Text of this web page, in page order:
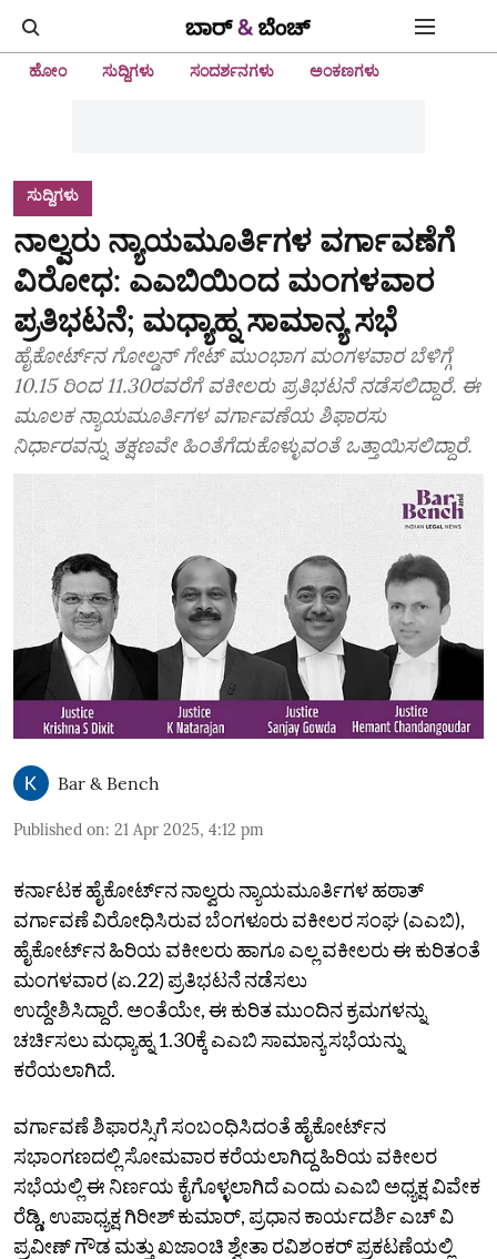
ಹೋಂ ಸುದ್ದಿಗಳು ಸಂದರ್ಶನಗಳು ಅಂಕಣಗಳು
ಸುದ್ದಿಗಳು
ನಾಲ್ವರು ನ್ಯಾಯಮೂರ್ತಿಗಳ ವರ್ಗಾವಣೆಗೆ
ವಿರೋಧ: ಎಎಬಿಯಿಂದ ಮಂಗಳವಾರ
ಪ್ರತಿಭಟನೆ; ಮಧ್ಯಾಹ್ನ ಸಾಮಾನ್ಯ ಸಭೆ
ಹೈಕೋರ್ಟ್‌ನ ಗೋಲ್ಡನ್ ಗೇಟ್‌ ಮುಂಭಾಗ ಮಂಗಳವಾರ ಬೆಳಿಗ್ಗೆ
10.15 ರಿಂದ 11.30ರವರೆಗೆ ವಕೀಲರು ಪ್ರತಿಭಟನೆ ನಡೆಸಲಿದ್ದಾರೆ. ಈ
ಮೂಲಕ ನ್ಯಾಯಮೂರ್ತಿಗಳ ವರ್ಗಾವಣೆಯ ಶಿಫಾರಸು
ನಿರ್ಧಾರವನ್ನು ತಕ್ಷಣವೇ ಹಿಂತೆಗೆದುಕೊಳ್ಳುವಂತೆ ಒತ್ತಾಯಿಸಲಿದ್ದಾರೆ.
Bar & Bench
Published on: 21 Apr 2025, 4:12 pm
ಕರ್ನಾಟಕ ಹೈಕೋರ್ಟ್‌ನ ನಾಲ್ವರು ನ್ಯಾಯಮೂರ್ತಿಗಳ ಹಠಾತ್‌
ವರ್ಗಾವಣೆ ವಿರೋಧಿಸಿರುವ ಬೆಂಗಳೂರು ವಕೀಲರ ಸಂಘ (ಎಎಬಿ),
ಹೈಕೋರ್ಟ್‌ನ ಹಿರಿಯ ವಕೀಲರು ಹಾಗೂ ಎಲ್ಲ ವಕೀಲರು ಈ ಕುರಿತಂತೆ
ಮಂಗಳವಾರ (ಏ.22) ಪ್ರತಿಭಟನೆ ನಡೆಸಲು
ಉದ್ದೇಶಿಸಿದ್ದಾರೆ. ಅಂತೆಯೇ, ಈ ಕುರಿತ ಮುಂದಿನ ಕ್ರಮಗಳನ್ನು
ಚರ್ಚಿಸಲು ಮಧ್ಯಾಹ್ನ 1.30ಕ್ಕೆ ಎಎಬಿ ಸಾಮಾನ್ಯ ಸಭೆಯನ್ನು
ಕರೆಯಲಾಗಿದೆ.
ವರ್ಗಾವಣೆ ಶಿಫಾರಸ್ಸಿಗೆ ಸಂಬಂಧಿಸಿದಂತೆ ಹೈಕೋರ್ಟ್‌ನ
ಸಭಾಂಗಣದಲ್ಲಿ ಸೋಮವಾರ ಕರೆಯಲಾಗಿದ್ದ ಹಿರಿಯ ವಕೀಲರ
ಸಭೆಯಲ್ಲಿ ಈ ನಿರ್ಣಯ ಕೈಗೊಳ್ಳಲಾಗಿದೆ ಎಂದು ಎಎಬಿ ಅಧ್ಯಕ್ಷ ವಿವೇಕ
ರೆಡ್ಡಿ, ಉಪಾಧ್ಯಕ್ಷ ಗಿರೀಶ್‌ ಕುಮಾರ್, ಪ್ರಧಾನ ಕಾರ್ಯದರ್ಶಿ ಎಚ್‌ ವಿ
ಪ್ರವೀಣ್‌ ಗೌಡ ಮತ್ತು ಖಜಾಂಚಿ ಶ್ವೇತಾ ರವಿಶಂಕರ್‌ ಪ್ರಕಟಣೆಯಲ್ಲಿ